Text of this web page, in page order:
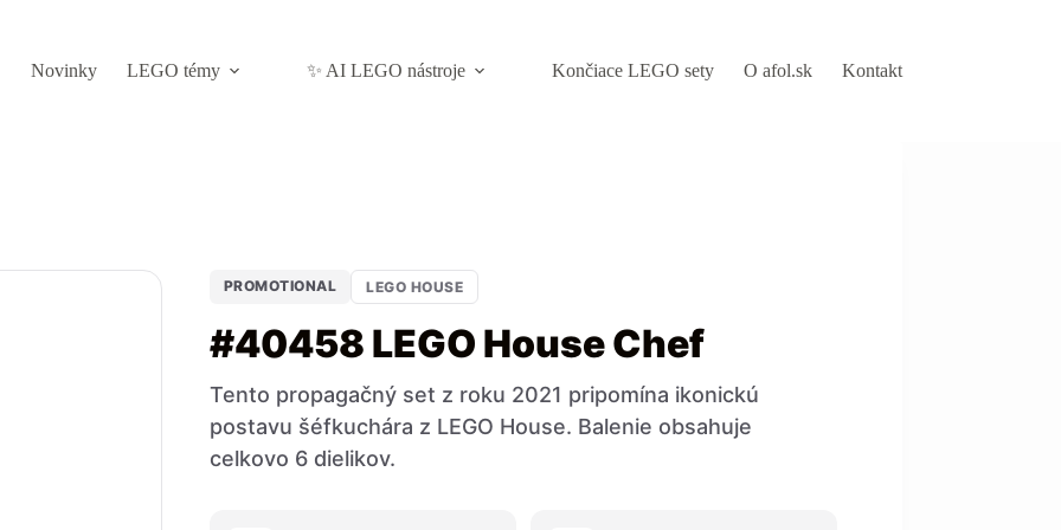
Novinky
LEGO témy ✨ AI LEGO nástroje Končiace LEGO sety O afol.sk Kontakt
PROMOTIONAL LEGO HOUSE
#40458 LEGO House Chef
Tento propagačný set z roku 2021 pripomína ikonickú
postavu šéfkuchára z LEGO House. Balenie obsahuje
celkovo 6 dielikov.